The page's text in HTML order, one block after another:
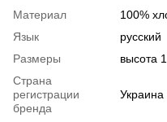
Материал
100%
Язык
русский
Размеры
высота
Страна
регистрации
бренда
Украина